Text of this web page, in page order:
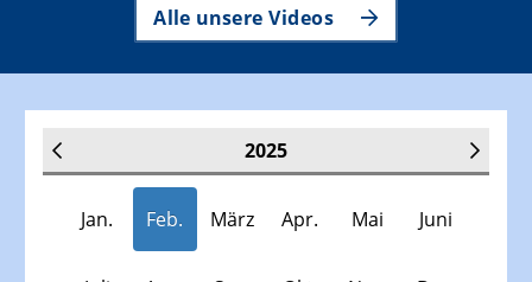
Alle unsere Videos
2025
Jan. Feb. März Apr. Mai Juni